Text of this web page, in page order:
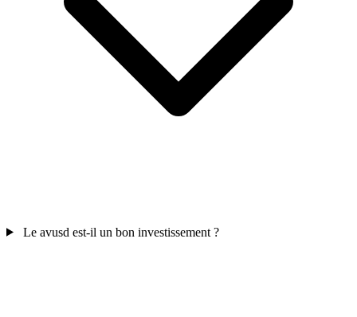
Le avusd est-il un bon investissement ?